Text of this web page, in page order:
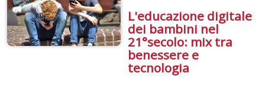
L'educazione digitale
dei bambini nel
21°secolo: mix tra
benessere e
tecnologia